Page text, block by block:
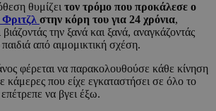
θυμίζει τον τρόμο που προκάλεσε ο
Φριτζλ στην κόρη του για 24 χρόνια,
την ξανά και ξανά, αναγκάζοντάς
από αιμομικτική σχέση.
φέρεται να παρακολουθούσε κάθε κίνηση
κάμερες που είχε εγκαταστήσει σε όλο το
να βγει έξω.